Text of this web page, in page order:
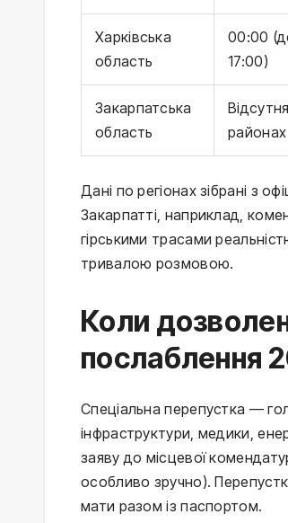
Харківська
область
00:00
17:00)
Закарпатська
область
районах
Дані по регіонах зібрані з
Закарпатті, наприклад,
гірськими трасами
тривалою розмовою.
Коли
послаблення
Спеціальна перепустка —
інфраструктури, медики,
заяву до місцевої
особливо зручно).
мати разом із паспортом.